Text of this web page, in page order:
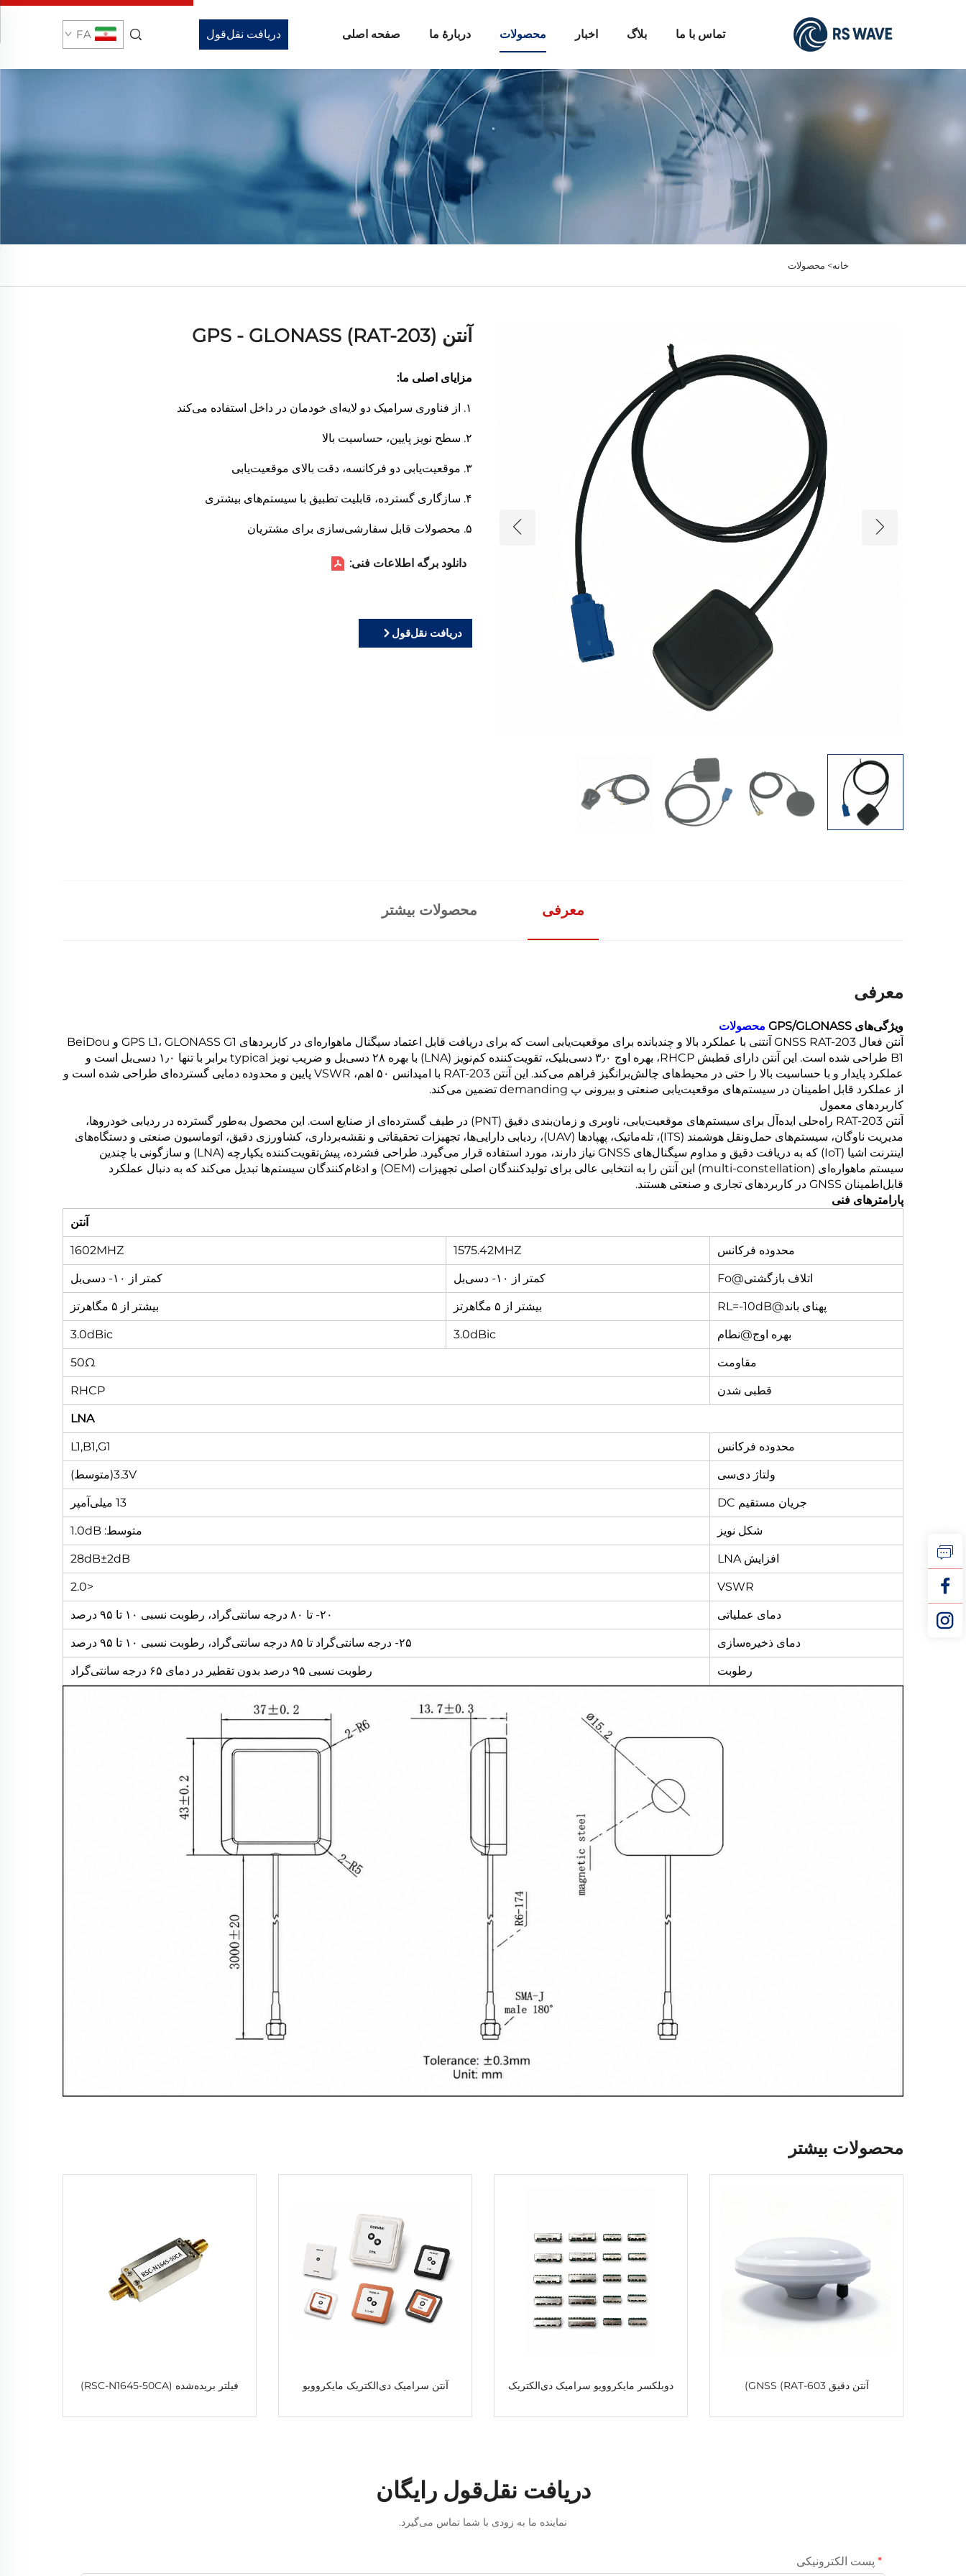
صفحه اصلی دربارهٔ ما محصولات اخبار بلاگ تماس با ما دریافت نقل‌قول FA
خانه> محصولات
آنتن GPS - GLONASS (RAT-203)
مزایای اصلی ما:
۱. از فناوری سرامیک دو لایه‌ای خودمان در داخل استفاده می‌کند
۲. سطح نویز پایین، حساسیت بالا
۳. موقعیت‌یابی دو فرکانسه، دقت بالای موقعیت‌یابی
۴. سازگاری گسترده، قابلیت تطبیق با سیستم‌های بیشتری
۵. محصولات قابل سفارشی‌سازی برای مشتریان
دانلود برگه اطلاعات فنی:
دریافت نقل‌قول
معرفی محصولات بیشتر
معرفی
ویژگی‌های GPS/GLONASS
محصولات
آنتن فعال GNSS RAT-203 آنتنی با عملکرد بالا و چندبانده برای موقعیت‌یابی است که برای دریافت قابل اعتماد سیگنال ماهواره‌ای در کاربردهای GPS L1، GLONASS G1 و BeiDou
B1 طراحی شده است. این آنتن دارای قطبش RHCP، بهره اوج ۳٫۰ دسی‌بلیک، تقویت‌کننده کم‌نویز (LNA) با بهره ۲۸ دسی‌بل و ضریب نویز typical برابر با تنها ۱٫۰ دسی‌بل است و
عملکرد پایدار و با حساسیت بالا را حتی در محیط‌های چالش‌برانگیز فراهم می‌کند. این آنتن RAT-203 با امپدانس ۵۰ اهم، VSWR پایین و محدوده دمایی گسترده‌ای طراحی شده است و
از عملکرد قابل اطمینان در سیستم‌های موقعیت‌یابی صنعتی و بیرونی پ demanding تضمین می‌کند.
کاربردهای معمول
آنتن RAT-203 راه‌حلی ایده‌آل برای سیستم‌های موقعیت‌یابی، ناوبری و زمان‌بندی دقیق (PNT) در طیف گسترده‌ای از صنایع است. این محصول به‌طور گسترده در ردیابی خودروها،
مدیریت ناوگان، سیستم‌های حمل‌ونقل هوشمند (ITS)، تله‌ماتیک، پهپادها (UAV)، ردیابی دارایی‌ها، تجهیزات تحقیقاتی و نقشه‌برداری، کشاورزی دقیق، اتوماسیون صنعتی و دستگاه‌های
اینترنت اشیا (IoT) که به دریافت دقیق و مداوم سیگنال‌های GNSS نیاز دارند، مورد استفاده قرار می‌گیرد. طراحی فشرده، پیش‌تقویت‌کننده یکپارچه (LNA) و سازگونی با چندین
سیستم ماهواره‌ای (multi-constellation) این آنتن را به انتخابی عالی برای تولیدکنندگان اصلی تجهیزات (OEM) و ادغام‌کنندگان سیستم‌ها تبدیل می‌کند که به دنبال عملکرد
قابل‌اطمینان GNSS در کاربردهای تجاری و صنعتی هستند.
پارامترهای فنی
آنتن
محدوده فرکانس 1575.42MHZ
1602MHZ
اتلاف بازگشتی@Fo کمتر از ۱۰- دسی‌بل کمتر از ۱۰- دسی‌بل
پهنای باند@RL=-10dB بیشتر از ۵ مگاهرتز بیشتر از ۵ مگاهرتز
بهره اوج@نطام 3.0dBic
3.0dBic
مقاومت 50Ω
قطبی شدن RHCP
LNA
محدوده فرکانس L1,B1,G1
ولتاژ دی‌سی 3.3V(متوسط)
جریان مستقیم DC 13 میلی‌آمپر
شکل نویز متوسط: 1.0dB
افزایش LNA 28dB±2dB
VSWR
<2.0
دمای عملیاتی ۲۰- تا ۸۰ درجه سانتی‌گراد، رطوبت نسبی ۱۰ تا ۹۵ درصد
دمای ذخیره‌سازی
رطوبت رطوبت نسبی ۹۵ درصد بدون تقطیر در دمای ۶۵ درجه سانتی‌گراد
محصولات بیشتر
آنتن دقیق GNSS (RAT-603) دوبلکسر مایکروویو سرامیک دی‌الکتریک آنتن سرامیک دی‌الکتریک مایکروویو فیلتر بریده‌شده (RSC-N1645-50CA)
دریافت نقل‌قول رایگان
نماینده ما به زودی با شما تماس می‌گیرد.
پست الکترونیکی